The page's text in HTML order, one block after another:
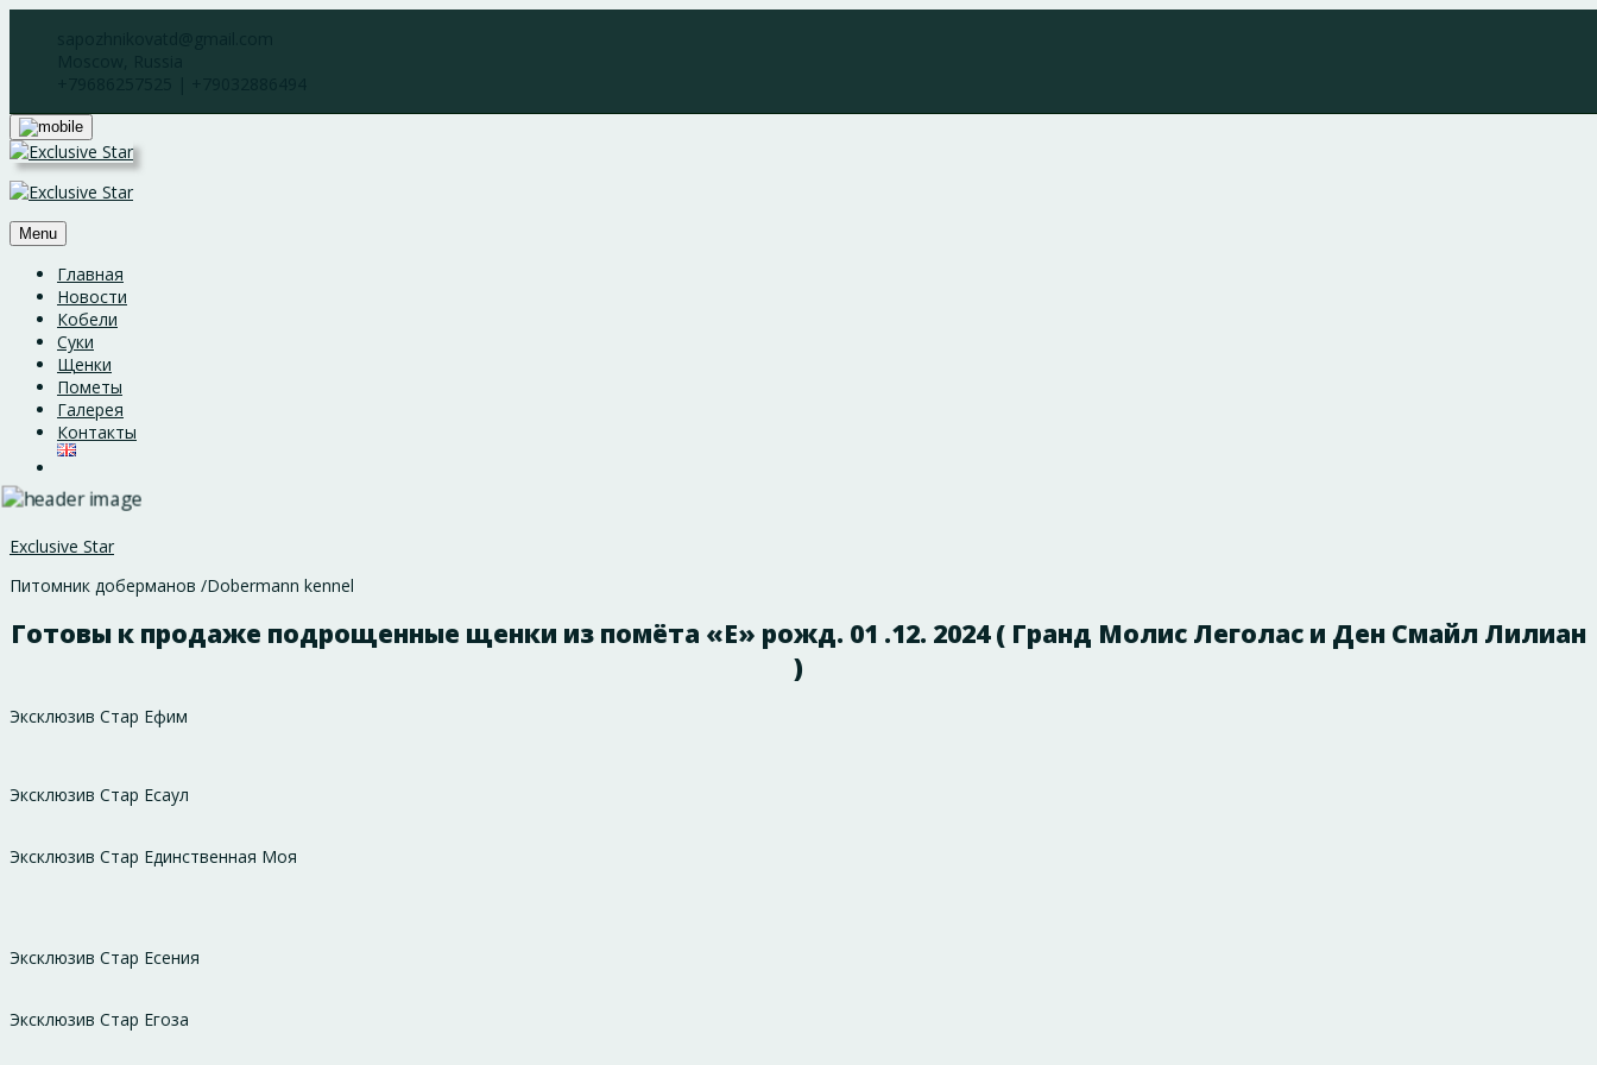
Menu
Главная
Новости
Кобели
Суки
Щенки
Пометы
Галерея
Контакты
Exclusive Star
Питомник доберманов /Dobermann kennel
Готовы к продаже подрощенные щенки из помёта «Е» рожд. 01 .12. 2024 ( Гранд Молис Леголас и Ден Смайл Лилиан
)
Эксклюзив Стар Ефим
Эксклюзив Стар Есаул
Эксклюзив Стар Единственная Моя
Эксклюзив Стар Есения
Эксклюзив Стар Егоза